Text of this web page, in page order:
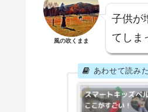
風の吹くまま
子供が
てしま